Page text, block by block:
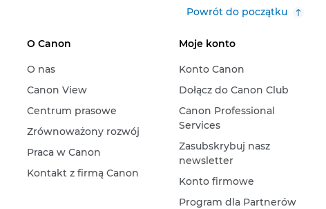
Powrót do początku
O Canon
O nas
Canon View
Centrum prasowe
Zrównoważony rozwój
Praca w Canon
Kontakt z firmą Canon
Moje konto
Konto Canon
Dołącz do Canon Club
Canon Professional
Services
Zasubskrybuj nasz
newsletter
Konto firmowe
Program dla Partnerów